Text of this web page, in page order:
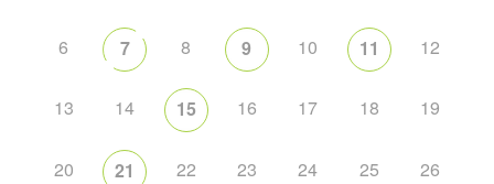
6 7 8 9 10 11 12
13 14 15 16 17 18 19
20 21 22 23 24 25 26